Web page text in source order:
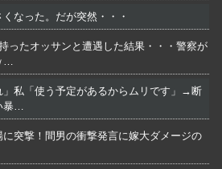
なった。だが突然・・・
ったオッサンと遭遇した結果・・・警察が
…
」私「使う予定があるからムリです」→断
暴…
に突撃！間男の衝撃発言に嫁大ダメージの